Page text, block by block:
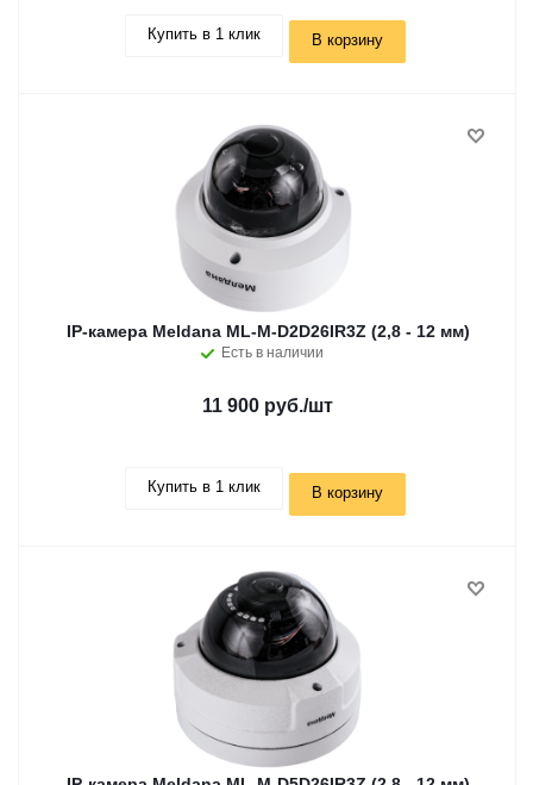
Купить в 1 клик В корзину
IP-камера Meldana ML-M-D2D26IR3Z (2,8 - 12 мм)
Есть в наличии
11 900 руб./шт
Купить в 1 клик В корзину